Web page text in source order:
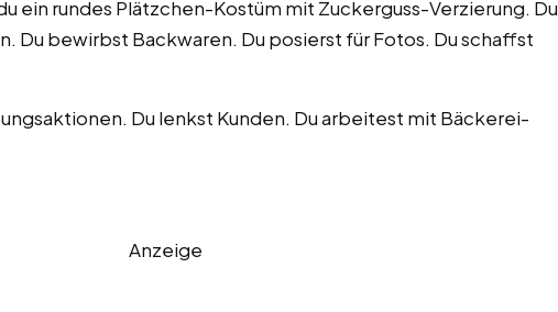
ein rundes Plätzchen-Kostüm mit Zuckerguss-Verzierung. Du
Du bewirbst Backwaren. Du posierst für Fotos. Du schaffst
Du lenkst Kunden. Du arbeitest mit Bäckerei-
Anzeige